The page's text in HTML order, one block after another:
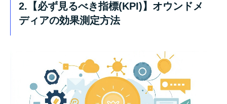
2.【必ず見るべき指標(KPI)】オウンドメ
ディアの効果測定方法